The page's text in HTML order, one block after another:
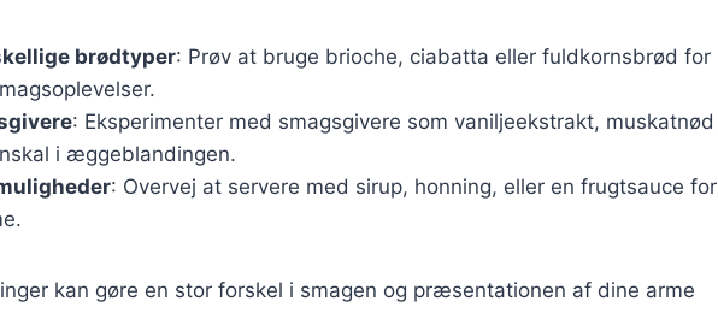
brødtyper: Prøv at bruge brioche, ciabatta eller fuldkornsbrød for
: Eksperimenter med smagsgivere som vaniljeekstrakt, muskatnød
i æggeblandingen.
: Overvej at servere med sirup, honning, eller en frugtsauce for
kan gøre en stor forskel i smagen og præsentationen af dine arme